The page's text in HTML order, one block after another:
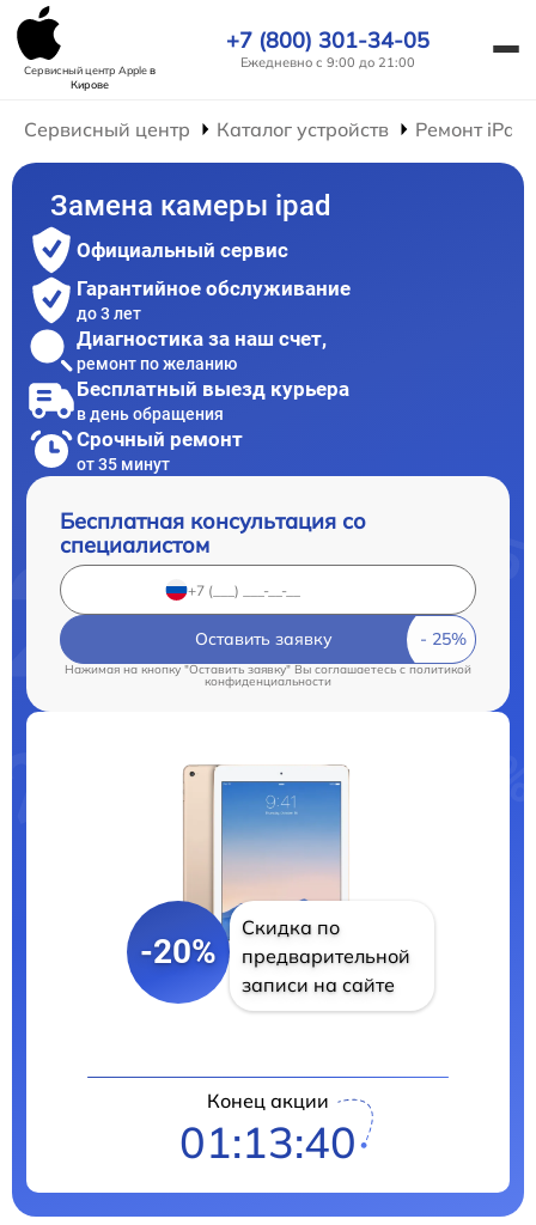
Сервисный центр Appleв
Кирове
+7 (800) 301-34-05
Ежедневно с 9:00 до 21:00
Сервисный центр Каталог устройств Ремонт iPad
Замена камеры ipad
Официальный сервис
Гарантийное обслуживание
до 3 лет
Диагностика за наш счет,
ремонт по желанию
Бесплатный выезд курьера
в день обращения
Срочный ремонт
от 35 минут
Бесплатная консультация со
специалистом
Оставить заявку
Нажимая на кнопку "Оставить заявку" Вы соглашаетесь cполитикой
конфиденциальности
-20%
Скидка по
предварительной
записи на сайте
Конец акции
01:13:39